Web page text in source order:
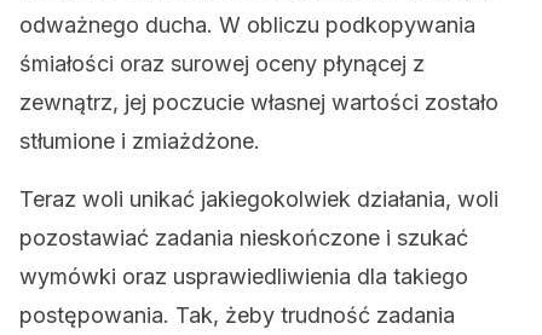
odważnego ducha. W obliczu podkopywania
śmiałości oraz surowej oceny płynącej z
zewnątrz, jej poczucie własnej wartości zostało
stłumione i zmiażdżone.
Teraz woli unikać jakiegokolwiek działania, woli
pozostawiać zadania nieskończone i szukać
wymówki oraz usprawiedliwienia dla takiego
postępowania. Tak, żeby trudność zadania